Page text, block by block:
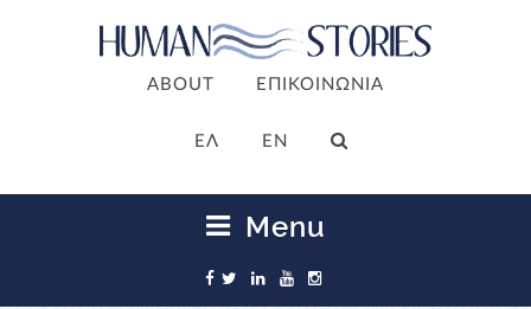
ABOUT ΕΠΙΚΟΙΝΩΝΙΑ
ΕΛ EN
Menu